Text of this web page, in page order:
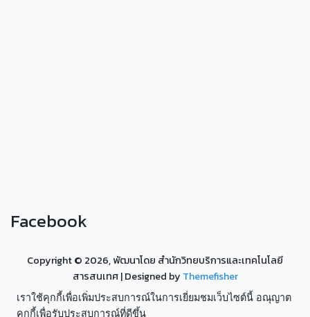
Facebook
Copyright © 2026, พัฒนาโดย สำนักวิทยบริการและเทคโนโลยี
สารสนเทศ| Designed by Themefisher
เราใช้คุกกี้เพื่อเพิ่มประสบการณ์ในการเยี่ยมชมเว็บไซต์นี้ อณุญาต
คุกกี้เพื่อรับประสบการณ์ที่ดีขึ้น